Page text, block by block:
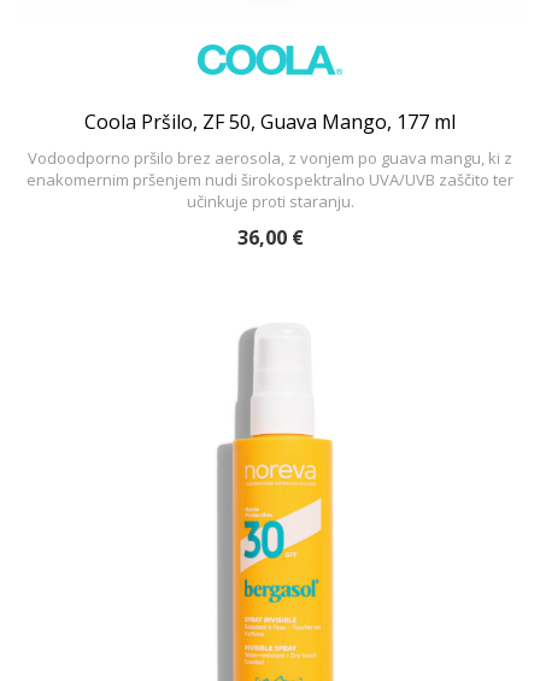
Coola Pršilo, ZF 50, Guava Mango, 177 ml
Vodoodporno pršilo brez aerosola, z vonjem po guava mangu, ki z
enakomernim pršenjem nudi širokospektralno UVA/UVB zaščito ter
učinkuje proti staranju.
36,00 €